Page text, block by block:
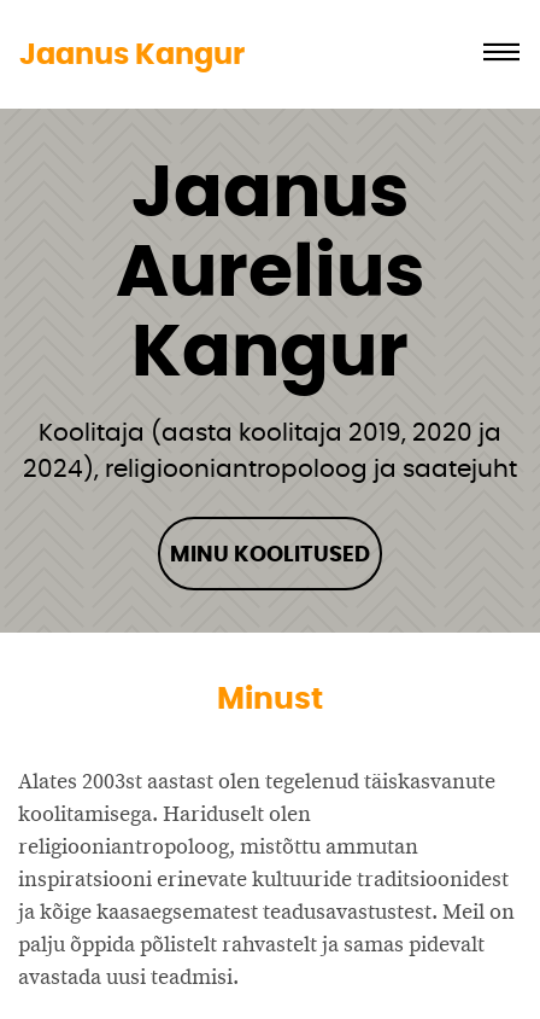
Jaanus Kangur
Jaanus
Aurelius
Kangur
Koolitaja (aasta koolitaja 2019, 2020 ja
2024), religiooniantropoloog ja saatejuht
MINU KOOLITUSED
Minust
Alates 2003st aastast olen tegelenud täiskasvanute
koolitamisega. Hariduselt olen
religiooniantropoloog, mistõttu ammutan
inspiratsiooni erinevate kultuuride traditsioonidest
ja kõige kaasaegsematest teadusavastustest. Meil on
palju õppida põlistelt rahvastelt ja samas pidevalt
avastada uusi teadmisi.